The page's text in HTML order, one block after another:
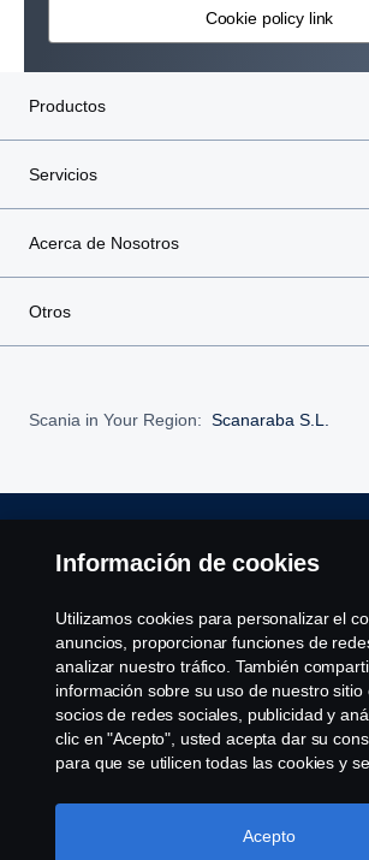
Cookie policy link
Productos
Servicios
Acerca de Nosotros
Otros
Scania in Your Region: Scanaraba S.L.
Aviso Legal
Declaración de Privacidad
Política de cookies
Cookie settings
Información de cookies
Utilizamos cookies para personalizar el
anuncios, proporcionar funciones de
analizar nuestro tráfico. También
información sobre su uso de nuestro sitio
socios de redes sociales, publicidad y
clic en "Acepto", usted acepta dar su
para que se utilicen todas las cookies y
haciendo clic en "Configuración de
seleccionando las categorías que desea
Acepto